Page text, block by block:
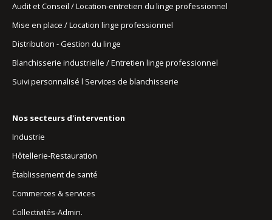
Audit et Conseil / Location-entretien du linge professionnel
Mise en place / Location linge professionnel
Distribution - Gestion du linge
Blanchisserie industrielle / Entretien linge professionnel
Suivi personnalisé l Services de blanchisserie
Nos secteurs d'intervention
Industrie
Hôtellerie-Restauration
Établissement de santé
Commerces & services
Collectivités-Admin.